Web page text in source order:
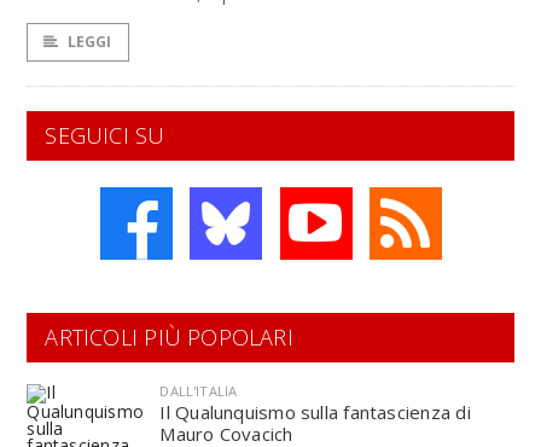
LEGGI
SEGUICI SU
ARTICOLI PIÙ POPOLARI
DALL'ITALIA
Il Qualunquismo sulla fantascienza di
Mauro Covacich